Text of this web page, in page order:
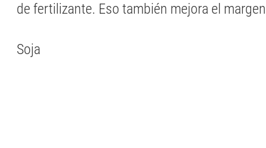
de fertilizante. Eso también mejora el
Soja